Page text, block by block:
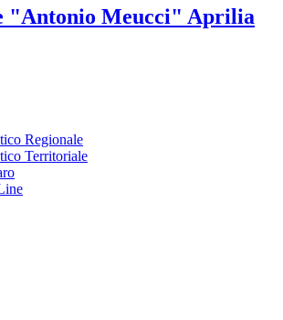
"Antonio Meucci" Aprilia
Regionale
Territoriale